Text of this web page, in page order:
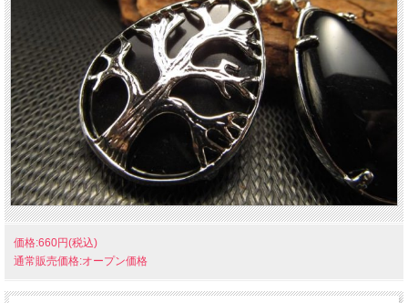
価格:660円(税込)
通常販売価格:オープン価格